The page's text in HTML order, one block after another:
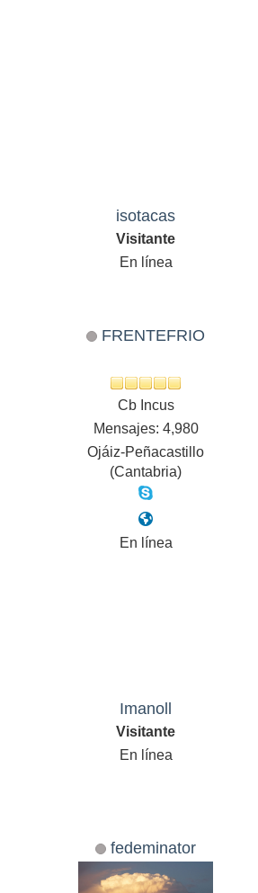
isotacas
Visitante
En línea
FRENTEFRIO
Cb Incus
Mensajes: 4,980
Ojáiz-Peñacastillo
(Cantabria)
En línea
Imanoll
Visitante
En línea
fedeminator